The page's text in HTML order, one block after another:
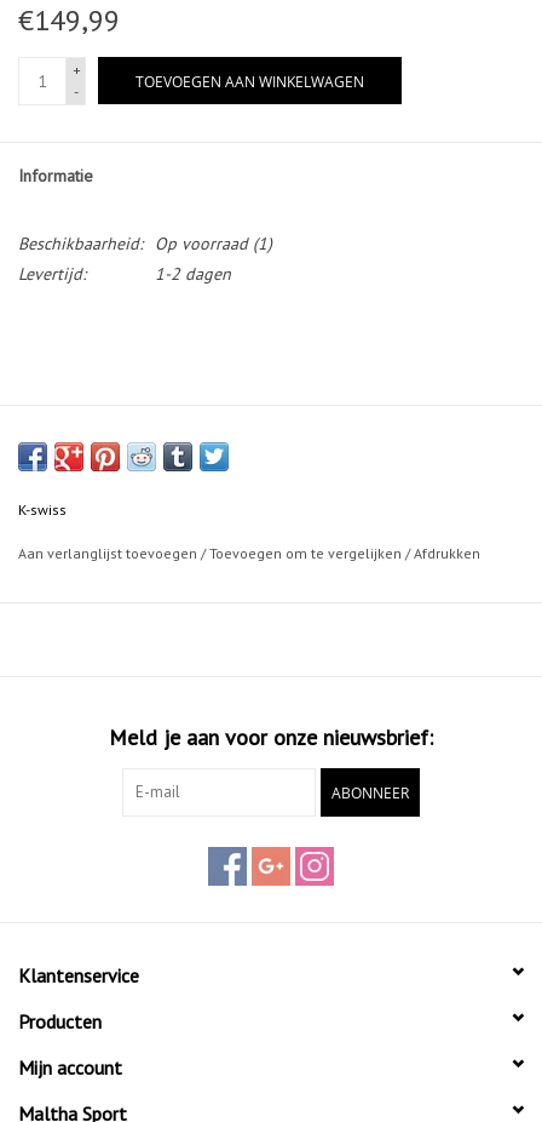
€149,99
+
-
TOEVOEGEN AAN WINKELWAGEN
Informatie
Beschikbaarheid: Op voorraad(1)
Levertijd:
1-2 dagen
K-swiss
Aan verlanglijst toevoegen /Toevoegen om te vergelijken /Afdrukken
Meld je aan voor onze nieuwsbrief:
ABONNEER
Klantenservice
Producten
Mijn account
Maltha Sport